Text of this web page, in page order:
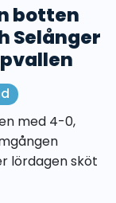
botten
Selånger
med 4-0,
lördagen sköt